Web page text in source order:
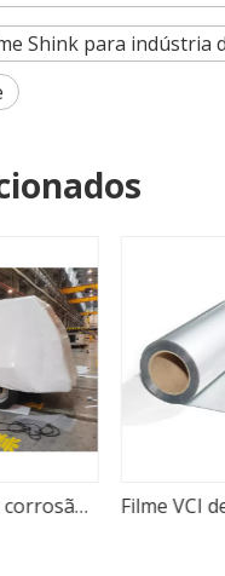
Shink para indústria
Filme ferroso da corrosão VCI do psiquiatra térmico anti